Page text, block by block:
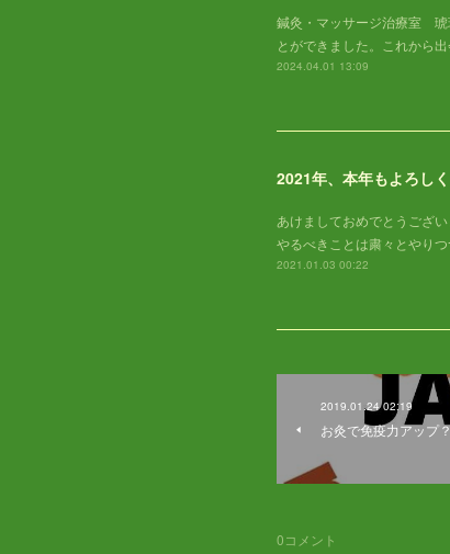
鍼灸・マッサージ治療室 琥
とができました。これから
2024.04.01 13:09
2021年、本年もよろし
あけましておめでとうござ
やるべきことは粛々とやり
2021.01.03 00:22
2019.01.24 02:19
お灸で免疫力アップ
0コメント